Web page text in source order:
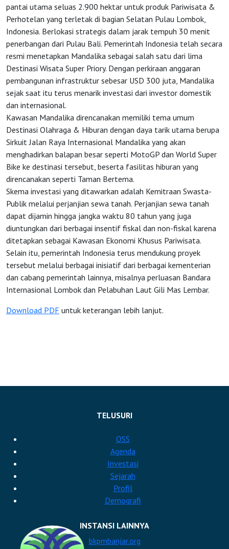
Agenda
Investasi
pantai utama seluas 2.900 hektar untuk produk Pariwisata &
Perhotelan yang terletak di bagian Selatan Pulau Lombok,
Indonesia. Berlokasi strategis dalam jarak tempuh 30 menit
penerbangan dari Pulau Bali. Pemerintah Indonesia telah secara
resmi menetapkan Mandalika sebagai salah satu dari lima
Destinasi Wisata Super Priory. Dengan perkiraan anggaran
pembangunan infrastruktur sebesar USD 300 juta, Mandalika
sejak saat itu terus menarik investasi dari investor domestik
dan internasional.
Kawasan Mandalika direncanakan memiliki tema umum
Destinasi Olahraga & Hiburan dengan daya tarik utama berupa
Sirkuit Jalan Raya Internasional Mandalika yang akan
menghadirkan balapan besar seperti MotoGP dan World Super
Bike ke destinasi tersebut, beserta fasilitas hiburan yang
direncanakan seperti Taman Bertema.
Skema investasi yang ditawarkan adalah Kemitraan Swasta-
Publik melalui perjanjian sewa tanah. Perjanjian sewa tanah
dapat dijamin hingga jangka waktu 80 tahun yang juga
diuntungkan dari berbagai insentif fiskal dan non-fiskal karena
ditetapkan sebagai Kawasan Ekonomi Khusus Pariwisata.
Selain itu, pemerintah Indonesia terus mendukung proyek
tersebut melalui berbagai inisiatif dari berbagai kementerian
dan cabang pemerintah lainnya, misalnya perluasan Bandara
Internasional Lombok dan Pelabuhan Laut Gili Mas Lembar.
Download PDF untuk keterangan lebih lanjut.
TELUSURI
OSS
Agenda
Investasi
Sejarah
Profil
Demografi
INSTANSI LAINNYA
bkpmbanjar.org